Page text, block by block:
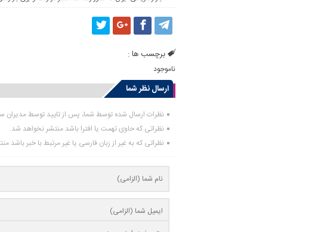
برچسب ها :
ناموجود
ارسال نظر شما
نظرات ارسال شده توسط شما، پس از تایید توسط
نظراتی که حاوی تهمت یا افترا باشد منتشر نخواهد شد.
نظراتی که به غیر از زبان فارسی یا غیر مرتبط با خبر باشد